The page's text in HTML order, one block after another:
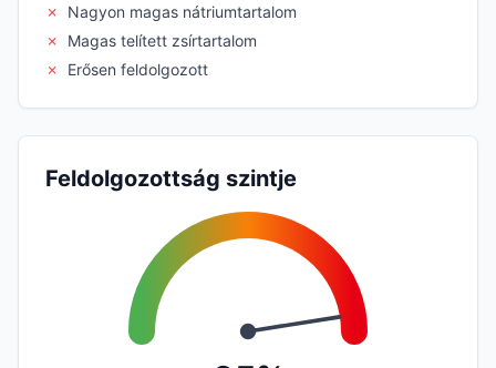
✗
Nagyon magas nátriumtartalom
✗
Magas telített zsírtartalom
✗
Erősen feldolgozott
Feldolgozottság szintje